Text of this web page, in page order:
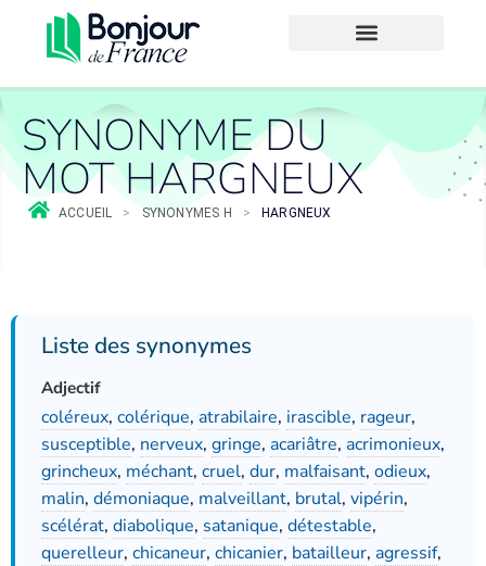
SYNONYME DU
MOT HARGNEUX
ACCUEIL > SYNONYMES H > HARGNEUX
Liste des synonymes
Adjectif
coléreux, colérique, atrabilaire, irascible, rageur,
susceptible, nerveux, gringe, acariâtre, acrimonieux,
grincheux, méchant, cruel, dur, malfaisant, odieux,
malin, démoniaque, malveillant, brutal, vipérin,
scélérat, diabolique, satanique, détestable,
querelleur, chicaneur, chicanier, batailleur, agressif,